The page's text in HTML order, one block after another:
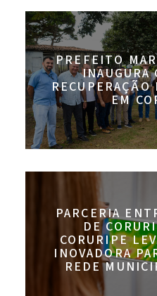
PREFEITO
INAUGURA
EM
PARCERIA
DE
CORURIPE
INOVADORA
REDE